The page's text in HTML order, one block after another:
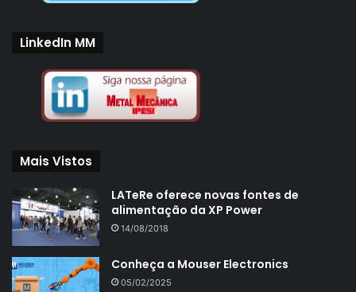
LinkedIn MM
Mais Vistos
LATeRe oferece novas fontes de
alimentação da XP Power
14/08/2018
Conheça a Mouser Electronics
05/02/2025